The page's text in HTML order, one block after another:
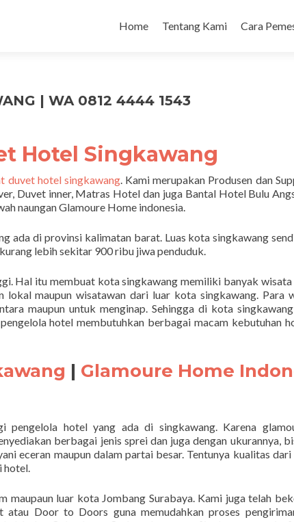
Home Tentang Kami Cara
| WA 0812 4444 1543
Hotel Singkawang
duvet hotel singkawang. Kami merupakan Produsen dan
Duvet inner, Matras Hotel dan juga Bantal Hotel Bulu
naungan Glamoure Home indonesia.
ada di provinsi kalimatan barat. Luas kota singkawang
lebih sekitar 900 ribu jiwa penduduk.
Hal itu membuat kota singkawang memiliki banyak wisata
maupun wisatawan dari luar kota singkawang. Para
maupun untuk menginap. Sehingga di kota
hotel membutuhkan berbagai macam kebutuhan
| Glamoure Home
pengelola hotel yang ada di singkawang. Karena
berbagai jenis sprei dan juga dengan ukurannya,
eceran maupun dalam partai besar. Tentunya kualitas
hotel.
maupaun luar kota Jombang Surabaya. Kami juga telah
Door to Doors guna memudahkan proses